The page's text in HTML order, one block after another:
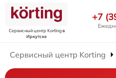
Сервисный центр Kortingв
Иркутске
+7
Сервисный центр Korting